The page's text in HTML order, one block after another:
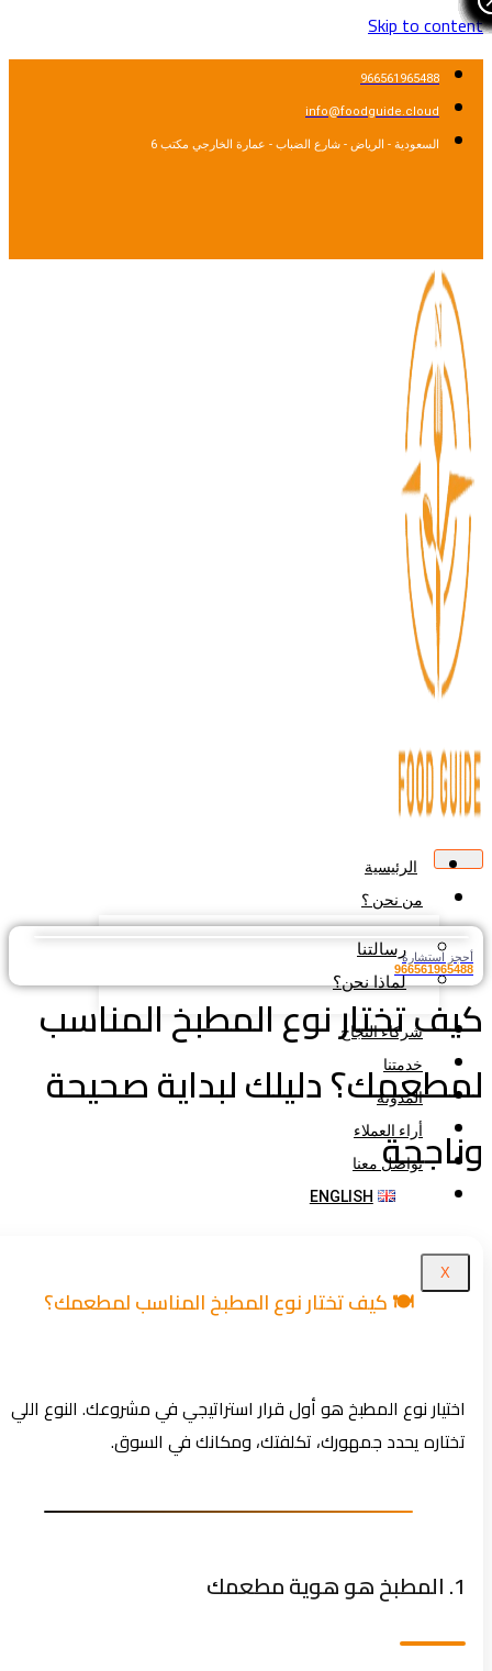
Skip to
966561965488
info@foodguide.cloud
السعودية - الرياض - شارع الضباب - عمارة الخارجي مكتب 6
الرئيسية
من نحن ؟
رسالتنا
لماذا نحن؟
شركاء النجاح
خدمتنا
المدونة
أراء العملاء
تواصل معنا
ENGLISH
استشارة
تختار نوع المطبخ المناسب
دليلك لبداية صحيحة
🍽️ كيف تختار نوع المطبخ المناسب لمطعمك؟
اختيار نوع المطبخ هو أول قرار استراتيجي في مشروعك. النوع اللي
تختاره يحدد جمهورك، تكلفتك، ومكانك في السوق.